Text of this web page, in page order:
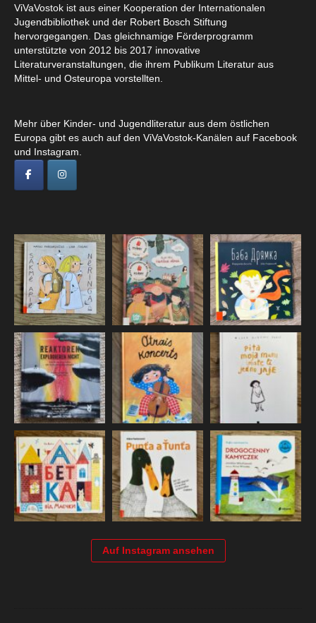
ViVaVostok ist aus einer Kooperation der Internationalen
Jugendbibliothek und der Robert Bosch Stiftung
hervorgegangen. Das gleichnamige Förderprogramm
unterstützte von 2012 bis 2017 innovative
Literaturveranstaltungen, die ihrem Publikum Literatur aus
Mittel- und Osteuropa vorstellten.
Mehr über Kinder- und Jugendliteratur aus dem östlichen
Europa gibt es auch auf den ViVaVostok-Kanälen auf Facebook
und Instagram.
Auf Instagram ansehen